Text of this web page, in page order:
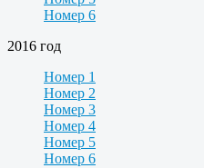
Номер 6
2016 год
Номер 1
Номер 2
Номер 3
Номер 4
Номер 5
Номер 6